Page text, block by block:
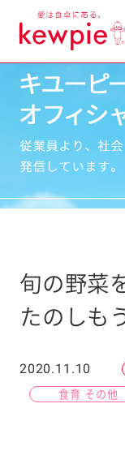
旬の野菜
たのしも
2020.11.10
食育 その他